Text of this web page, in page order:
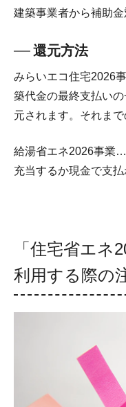
建築事業者から補助金
還元方法
みらいエコ住宅2026
築代金の最終支払い
元されます。それま
給湯省エネ2026事業
充当するか現金で支払
「住宅省エネ
利用する際の